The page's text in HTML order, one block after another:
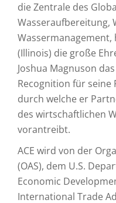
die Zentrale des
Wasseraufbereitung,
Wassermanagement,
(Illinois) die große
Joshua Magnuson
Recognition für seine
durch welche er
des wirtschaftlichen
vorantreibt.
ACE wird von der
(OAS), dem U.S.
Economic
International Trade